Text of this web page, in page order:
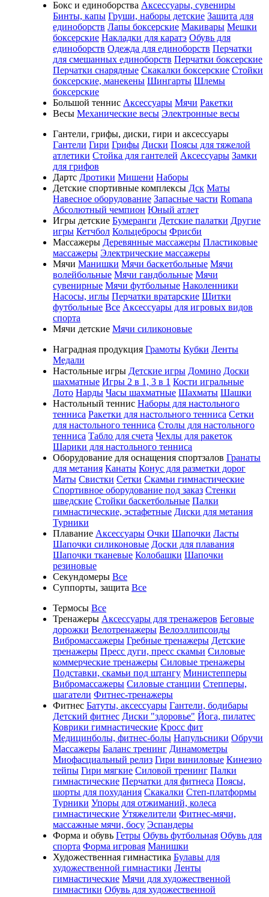
Бокс и единоборства Аксессуары, сувениры
Бинты, капы Груши, наборы детские Защита для
единоборств Лапы боксерские Макивары Мешки
боксерские Накладки для каратэ Обувь для
единоборств Одежда для единоборств Перчатки
для смешанных единоборств Перчатки боксерские
Перчатки снарядные Скакалки боксерские Стойки
боксерские, манекены Шингарты Шлемы
боксерские
Большой теннис Аксессуары Мячи Ракетки
Весы Механические весы Электронные весы
Гантели, грифы, диски, гири и аксессуары
Гантели Гири Грифы Диски Поясы для тяжелой
атлетики Стойка для гантелей Аксессуары Замки
для грифов
Дартс Дротики Мишени Наборы
Детские спортивные комплексы Дск Маты
Навесное оборудование Запасные части Romana
Абсолютный чемпион Юный атлет
Игры детские Бумеранги Детские палатки Другие
игры Кетчбол Кольцебросы Фрисби
Массажеры Деревянные массажеры Пластиковые
массажеры Электрические массажеры
Мячи Манишки Мячи баскетбольные Мячи
волейбольные Мячи гандбольные Мячи
сувенирные Мячи футбольные Наколенники
Насосы, иглы Перчатки вратарские Щитки
футбольные Все Аксессуары для игровых видов
спорта
Мячи детские Мячи силиконовые
Наградная продукция Грамоты Кубки Ленты
Медали
Настольные игры Детские игры Домино Доски
шахматные Игры 2 в 1, 3 в 1 Кости игральные
Лото Нарды Часы шахматные Шахматы Шашки
Настольный теннис Наборы для настольного
тенниса Ракетки для настольного тенниса Сетки
для настольного тенниса Столы для настольного
тенниса Табло для счета Чехлы для ракеток
Шарики для настольного тенниса
Оборудование для оснащения спортзалов Гранаты
для метания Канаты Конус для разметки дорог
Маты Свистки Сетки Скамьи гимнастические
Спортивное оборудование под заказ Стенки
шведские Стойки баскетбольные Палки
гимнастические, эстафетные Диски для метания
Турники
Плавание Аксессуары Очки Шапочки Ласты
Шапочки силиконовые Доски для плавания
Шапочки тканевые Колобашки Шапочки
резиновые
Секундомеры Все
Суппорты, защита Все
Термосы Все
Тренажеры Аксессуары для тренажеров Беговые
дорожки Велотренажеры Велоэллипсоиды
Вибромассажеры Гребные тренажеры Детские
тренажеры Пресс дуги, пресс скамьи Силовые
коммерческие тренажеры Силовые тренажеры
Подставки, скамьи под штангу Министепперы
Вибромассажеры Силовые станции Степперы,
шагатели Фитнес-тренажеры
Фитнес Батуты, аксессуары Гантели, бодибары
Детский фитнес Диски "здоровье" Йога, пилатес
Коврики гимнастические Кросс фит
Медицинболы, фитнес-болы Напульсники Обручи
Массажеры Баланс тренинг Динамометры
Миофасциальный релиз Гири виниловые Кинезио
тейпы Гири мягкие Силовой тренинг Палки
гимнастические Перчатки для фитнеса Поясы,
шорты для похудания Скакалки Степ-платформы
Турники Упоры для отжиманий, колеса
гимнастические Утяжелители Фитнес-мячи,
массажные мячи, босу Эспандеры
Форма и обувь Гетры Обувь футбольная Обувь для
спорта Форма игровая Манишки
Художественная гимнастика Булавы для
художественной гимнастики Ленты
гимнастические Мячи для художественной
гимнастики Обувь для художественной